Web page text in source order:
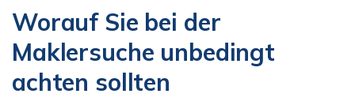
Worauf Sie bei der
Maklersuche unbedingt
achten sollten